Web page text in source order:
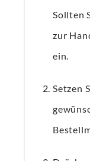
Sollten
zur
ein.
Setzen